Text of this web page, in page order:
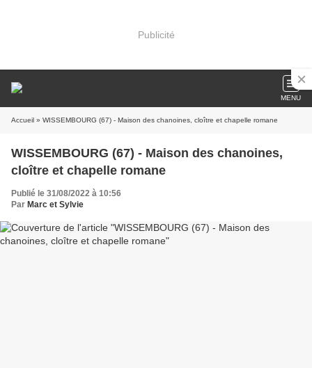
Publicité
MENU
Accueil » WISSEMBOURG (67) - Maison des chanoines, cloître et chapelle romane
WISSEMBOURG (67) - Maison des chanoines,
cloître et chapelle romane
Publié le 31/08/2022 à 10:56
Par Marc et Sylvie